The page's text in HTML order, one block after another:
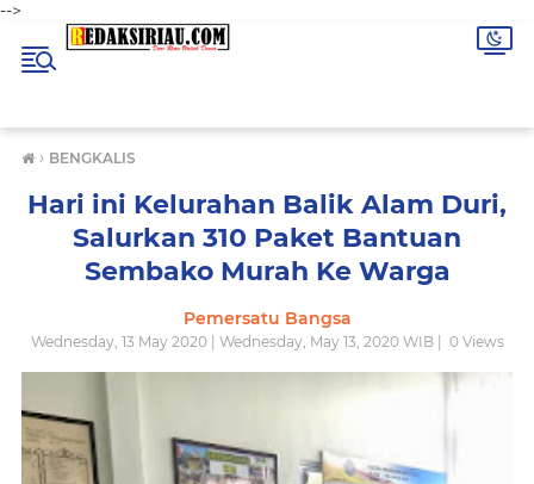
-->
› BENGKALIS
Hari ini Kelurahan Balik Alam Duri,
Salurkan 310 Paket Bantuan
Sembako Murah Ke Warga
Pemersatu Bangsa
Wednesday, 13 May 2020 | Wednesday, May 13, 2020 WIB | 0Views